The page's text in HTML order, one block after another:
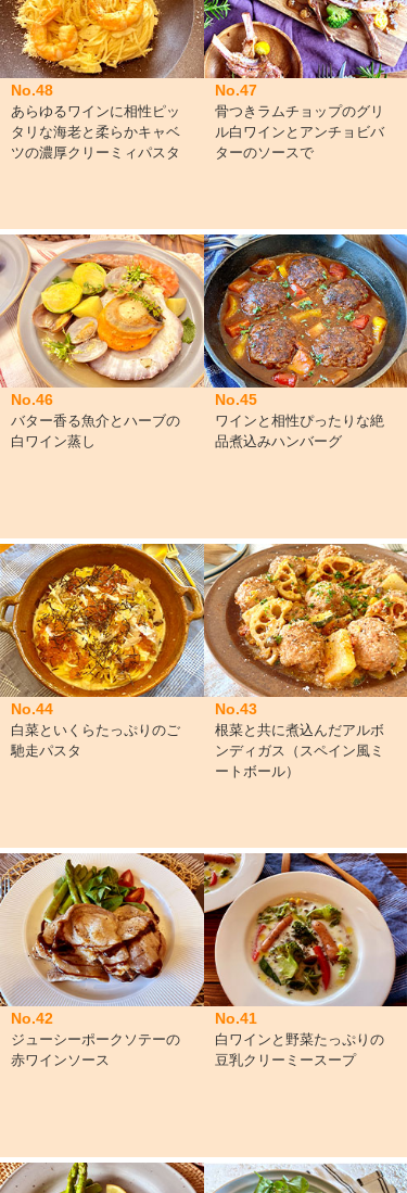
No.48
あらゆるワインに相性ピッ
タリな海老と柔らかキャベ
ツの濃厚クリーミィパスタ
No.47
骨つきラムチョップのグリ
ル白ワインとアンチョビバ
ターのソースで
No.46
バター香る魚介とハーブの
白ワイン蒸し
No.45
ワインと相性ぴったりな絶
品煮込みハンバーグ
No.44
白菜といくらたっぷりのご
馳走パスタ
No.43
根菜と共に煮込んだアルボ
ンディガス（スペイン風ミ
ートボール）
No.42
ジューシーポークソテーの
赤ワインソース
No.41
白ワインと野菜たっぷりの
豆乳クリーミースープ